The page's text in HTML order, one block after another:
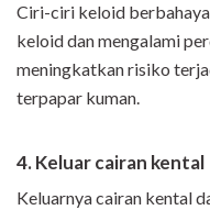
Ciri-ciri keloid
keloid dan mengalami
meningkatkan risiko
terpapar kuman.
4. Keluar cairan kental
Keluarnya cairan kental